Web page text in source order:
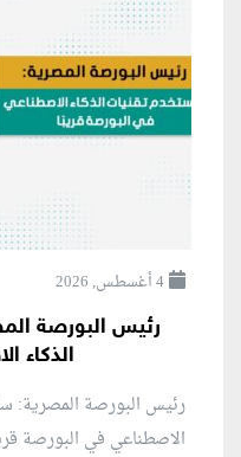
4 أغسطس, 2026
رئيس البورصة
الذكاء
رئيس البورصة المصرية:
الاصطناعي في البورصة